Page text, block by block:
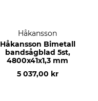
Håkansson
Håkansson Bimetall
bandsågblad 5st,
4800x41x1,3 mm
5 037,00 kr